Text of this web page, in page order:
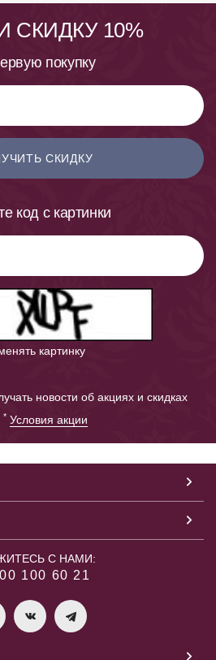
СКИДКУ 10%
покупку
СКИДКУ
код с картинки
картинку
новости об акциях и скидках
* Условия акции
С НАМИ:
100 60 21